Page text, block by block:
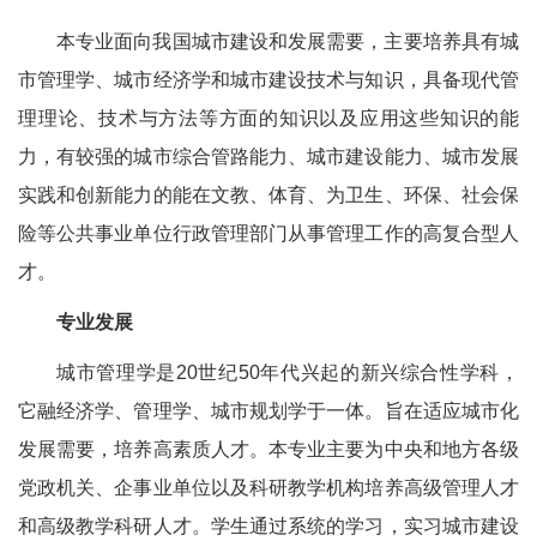
本专业面向我国城市建设和发展需要，主要培养具有城
市管理学、城市经济学和城市建设技术与知识，具备现代管
理理论、技术与方法等方面的知识以及应用这些知识的能
力，有较强的城市综合管路能力、城市建设能力、城市发展
实践和创新能力的能在文教、体育、为卫生、环保、社会保
险等公共事业单位行政管理部门从事管理工作的高复合型人
才。
专业发展
城市管理学是20世纪50年代兴起的新兴综合性学科，
它融经济学、管理学、城市规划学于一体。旨在适应城市化
发展需要，培养高素质人才。本专业主要为中央和地方各级
党政机关、企事业单位以及科研教学机构培养高级管理人才
和高级教学科研人才。学生通过系统的学习，实习城市建设